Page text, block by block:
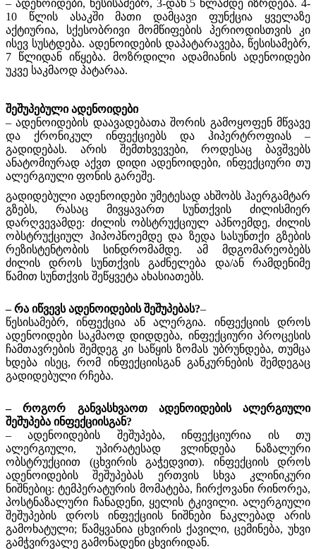
– ადენოიდები, წესისამებრ, 3-დან 5 წლამდე იზრდება. 4-
10 წლის ასაკში მათი დამცავი ფუნქცია ყველაზე
აქტიურია, სქესობრივი მომწიფების პერიოდისთვის კი
ისევ სუსტდება. ადენოიდების დაპატარავება, წესისამებრ,
7 წლიდან იწყება. მოზრდილი ადამიანის ადენოიდები
უკვე საკმაოდ პატარაა.
შეშუპებული ადენოიდები
– ადენოიდების დაავადებათა შორის გამოყოფენ მწვავე
და ქრონიკულ ინფექციებს და ჰიპერტროფიას –
გადიდებას. არის შემთხვევები, როდესაც ბავშვებს
ანატომიურად აქვთ დიდი ადენოიდები, ინფექციური თუ
ალერგიული ფონის გარეშე.
გადიდებული ადენოიდები უმეტესად ახშობს ჰაერგამტარ
გზებს, რასაც მივყავართ სუნთქვის ძილისმიერ
დარღვევამდე: ძილის ობსტრუქციულ აპნოემდე, ძილის
ობსტრუქციულ ჰიპოპნოემდე და ზედა სასუნთქი გზების
რეზისტენტობის სინდრომამდე. ამ მდგომარეობებს
ძილის დროს სუნთქვის გაძნელება და/ან რამდენიმე
წამით სუნთქვის შეწყვეტა ახასიათებს.
– რა იწვევს ადენოიდების შეშუპებას?–
წესისამებრ, ინფექცია ან ალერგია. ინფექციის დროს
ადენოიდები საკმაოდ დიდდება, ინფექციური პროცესის
ჩამთავრების შემდეგ კი საწყის ზომას უბრუნდება, თუმცა
ხდება ისეც, რომ ინფექციისგან განკურნების შემდეგაც
გადიდებული რჩება.
– როგორ განვასხვაოთ ადენოიდების ალერგიული
შეშუპება ინფექციისგან?
– ადენოიდების შეშუპება, ინფექციურია ის თუ
ალერგიული, უპირატესად ვლინდება ნაზალური
ობსტრუქციით (ცხვირის გაჭედვით). ინფექციის დროს
ადენოიდების შეშუპებას ერთვის სხვა კლინიკური
ნიშნებიც: ტემპერატურის მომატება, ჩირქოვანი რინორეა,
პოსტნაზალური ჩანადენი, ყელის ტკივილი. ალერგიული
შეშუპების დროს ინფექციის ნიშნები ნაკლებად არის
გამოხატული; წამყვანია ცხვირის ქავილი, ცემინება, უხვი
გამჭვირვალე გამონადენი ცხვირიდან.